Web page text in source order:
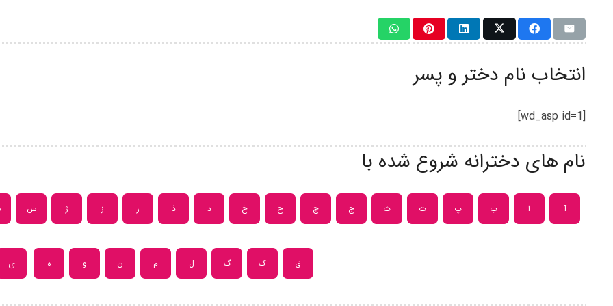
انتخاب نام دختر و پسر
[wd_asp id=1]
نام های دخترانه شروع شده با
آ ا ب پ ت ث ج چ ح خ د ذ ر ز ژ س
ق ک گ ل م ن و ه ی